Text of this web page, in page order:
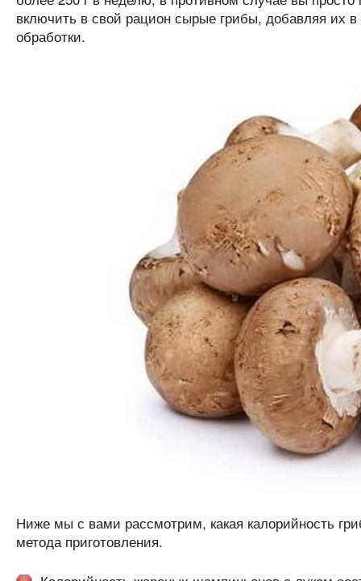
включить в свой рацион сырые грибы, добавляя их
обработки.
Ниже мы с вами рассмотрим, какая калорийность
метода приготовления.